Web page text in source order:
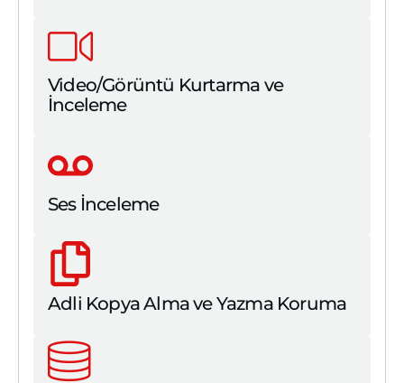
Video/Görüntü Kurtarma ve
İnceleme
Ses İnceleme
Adli Kopya Alma ve Yazma Koruma